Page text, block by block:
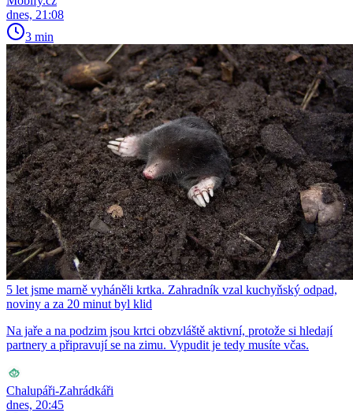
dnes, 21:08
3 min
5 let jsme marně vyháněli krtka. Zahradník vzal kuchyňský odpad,
noviny a za 20 minut byl klid
Na jaře a na podzim jsou krtci obzvláště aktivní, protože si hledají
partnery a připravují se na zimu. Vypudit je tedy musíte včas.
Chalupáři-Zahrádkáři
dnes, 20:45